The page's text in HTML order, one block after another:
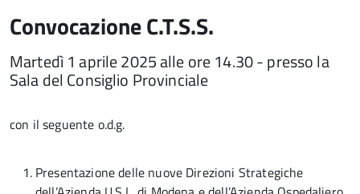
Convocazione C.T.S.S.
Martedì 1 aprile 2025 alle ore 14.30 - presso la
Sala del Consiglio Provinciale
con il seguente o.d.g.
Presentazione delle nuove Direzioni Strategiche